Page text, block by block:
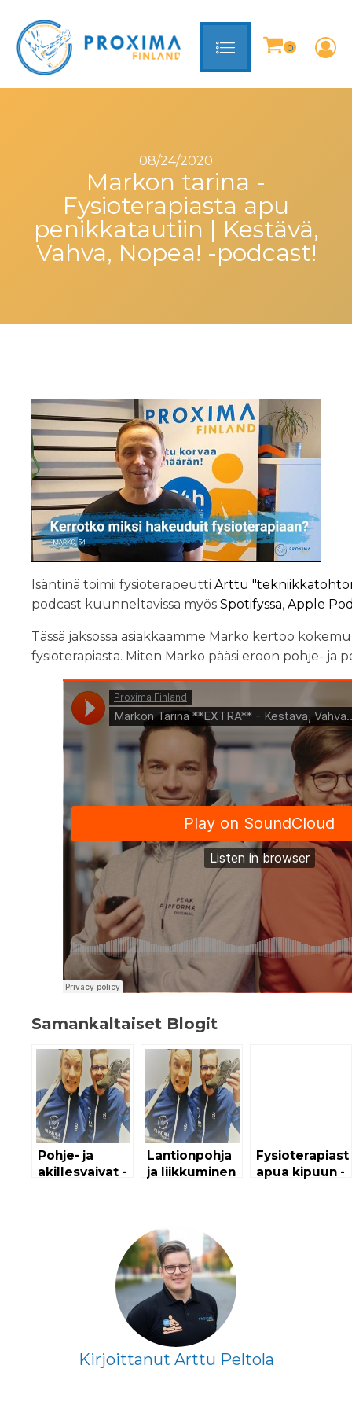
08/24/2020
Markon tarina -
Fysioterapiasta apu
penikkatautiin | Kestävä,
Vahva, Nopea! -podcast!
Isäntinä toimii fysioterapeutti Arttu
podcast kuunneltavissa myös Spotifyssa, Apple
Tässä jaksossa asiakkaamme Marko kertoo
fysioterapiasta. Miten Marko pääsi eroon pohje- ja
Samankaltaiset Blogit
Pohje- ja
akillesvaivat -
Lantionpohja
ja liikkuminen
Proxima
Finland
apua kipuun -
Kirjoittanut Arttu Peltola